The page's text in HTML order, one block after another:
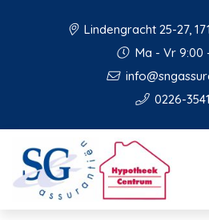
Lindengracht 25-27,
Ma - Vr 9:00
0226-